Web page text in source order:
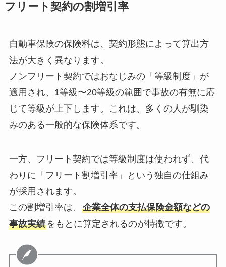
フリート契約の割増引率
自動車保険の保険料は、契約形態によって算出方
法が大きく異なります。
ノンフリート契約ではおなじみの「等級制度」が
適用され、1等級〜20等級の範囲で事故の有無に応
じて等級が上下します。これは、多くの人が馴染
みのある一般的な保険体系です。
一方、フリート契約では等級制度は使われず、代
わりに「フリート割増引率」という独自の仕組み
が採用されます。
この割増引率は、 企業全体の支払保険金額などの
事故実績をもとに算定されるのが特徴です。